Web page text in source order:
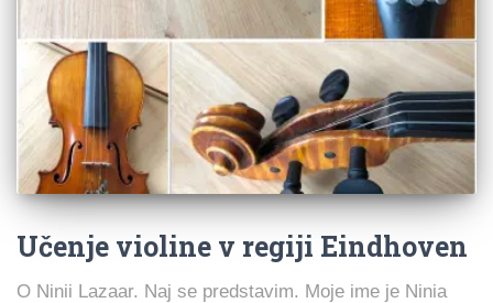
Učenje violine v regiji Eindhoven
O Ninii Lazaar. Naj se predstavim. Moje ime je Ninia